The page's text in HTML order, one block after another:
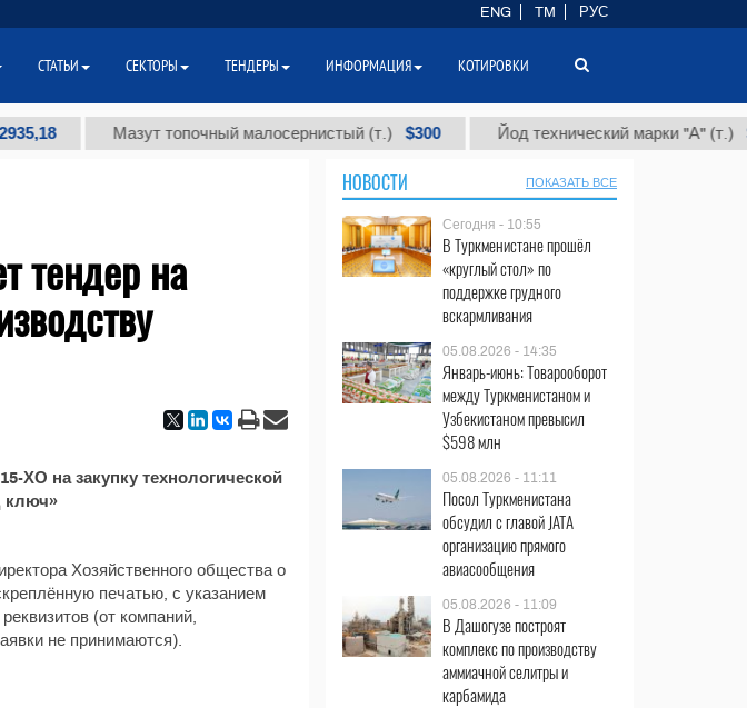
Мазут топочный малосернистый (т.) $300 Йод технический марки "А" (т.) $86
тендер на
ХО на закупку технологической
ключ»
Хозяйственного общества о
печатью, с указанием
(от компаний,
не принимаются).
НОВОСТИ ПОКАЗАТЬ ВСЕ
Сегодня - 10:55
В Туркменистане прошёл
«круглый стол» по
поддержке грудного
вскармливания
05.08.2026 - 14:35
Январь-июнь: Товарооборот
между Туркменистаном и
Узбекистаном превысил
$598 млн
05.08.2026 - 11:11
Посол Туркменистана
обсудил с главой JATA
организацию прямого
авиасообщения
05.08.2026 - 11:09
В Дашогузе построят
комплекс по производству
аммиачной селитры и
карбамида
ENG TM РУС
СТАТЬИ СЕКТОРЫ ТЕНДЕРЫ ИНФОРМАЦИЯ КОТИРОВКИ